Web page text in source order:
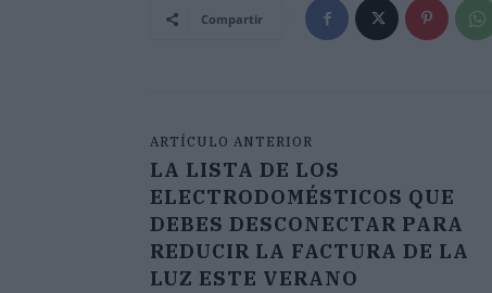
Compartir
ARTÍCULO ANTERIOR
LA LISTA DE LOS
ELECTRODOMÉSTICOS QUE
DEBES DESCONECTAR PARA
REDUCIR LA FACTURA DE LA
LUZ ESTE VERANO